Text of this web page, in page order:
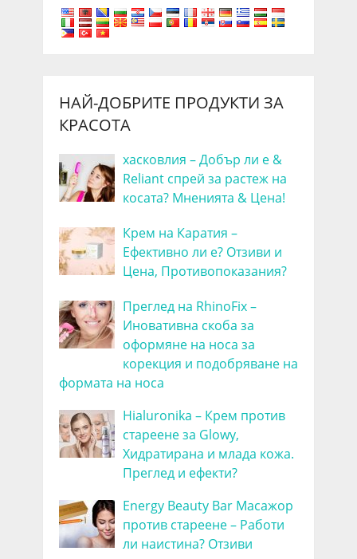
НАЙ-ДОБРИТЕ ПРОДУКТИ ЗА
КРАСОТА
хасковлия – Добър ли е &
Reliant спрей за растеж на
косата? Мненията & Цена!
Крем на Каратия –
Ефективно ли е? Отзиви и
Цена, Противопоказания?
Преглед на RhinoFix –
Иновативна скоба за
оформяне на носа за
корекция и подобряване на
формата на носа
Hialuronika – Крем против
стареене за Glowy,
Хидратирана и млада кожа.
Преглед и ефекти?
Energy Beauty Bar Масажор
против стареене – Работи
ли наистина? Отзиви